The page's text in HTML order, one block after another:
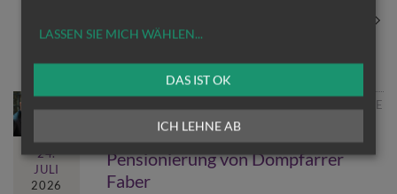
24.
JULI
2026
KIRCHE
Erzdiözese Wien bestätigt
Pensionierung von Dompfarrer
Faber
LASSEN SIE MICH WÄHLEN...
ICH LEHNE AB
DAS IST OK